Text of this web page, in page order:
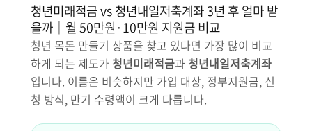
청년미래적금 vs 청년내일저축계좌 3년 후 얼마 받
을까｜월 50만원·10만원 지원금 비교
청년 목돈 만들기 상품을 찾고 있다면 가장 많이 비교
하게 되는 제도가 청년미래적금과 청년내일저축계좌
입니다. 이름은 비슷하지만 가입 대상, 정부지원금, 신
청 방식, 만기 수령액이 크게 다릅니다.